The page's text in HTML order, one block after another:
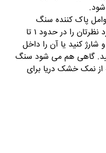
شود.
پاک کننده سنگ
هستند . شما می توانید سنگ مورد نظرتان را در حدود ۱ تا
کنید یا آن را داخل
گاهی هم می شود سنگ
از نمک خشک دریا برای